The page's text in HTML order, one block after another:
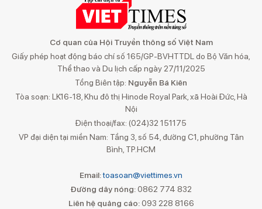
Cơ quan của Hội Truyền thông số Việt Nam
Giấy phép hoạt động báo chí số 165/GP-BVHTTDL do Bộ Văn hóa,
Thể thao và Du lịch cấp ngày 27/11/2025
Tổng Biên tập: Nguyễn Bá Kiên
Tòa soạn: LK16-18, Khu đô thị Hinode Royal Park, xã Hoài Đức, Hà
Nội
Điện thoại/fax: (024)32 151175
VP đại diện tại miền Nam: Tầng 3, số 54, đường C1, phường Tân
Bình, TP.HCM
Email:toasoan@viettimes.vn
Đường dây nóng: 0862 774 832
Liên hệ quảng cáo:093 228 8166